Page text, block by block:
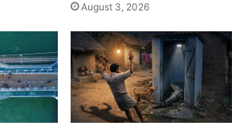
National News
August 3, 2026